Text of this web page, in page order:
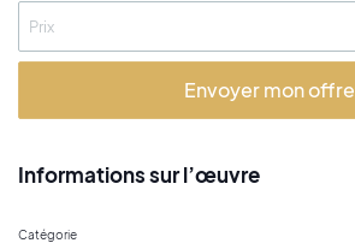
Envoyer mon offre
Informations sur l’œuvre
Catégorie